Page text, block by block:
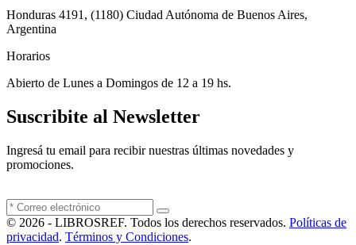
Honduras 4191, (1180) Ciudad Autónoma de Buenos Aires,
Argentina
Horarios
Abierto de Lunes a Domingos de 12 a 19 hs.
Suscribite al Newsletter
Ingresá tu email para recibir nuestras últimas novedades y
promociones.
© 2026 - LIBROSREF. Todos los derechos reservados. Políticas de
privacidad. Términos y Condiciones.